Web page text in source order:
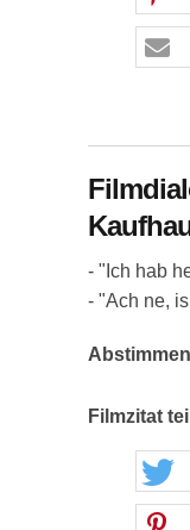
- "Ich hab
- "Ach ne,
Filmzitat